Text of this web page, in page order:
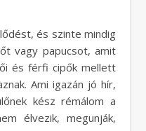
és szinte mindig
vagy papucsot, amit
és férfi cipők mellett
Ami igazán jó hír,
kész rémálom a
élvezik, megunják,